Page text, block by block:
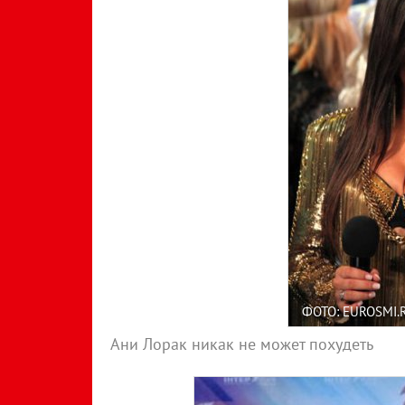
ФОТО:
Ани Лорак никак не может похудеть